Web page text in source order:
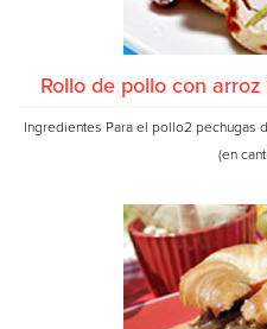
Rollo de pollo con
Ingredientes Para el pollo2 pechugas
(en